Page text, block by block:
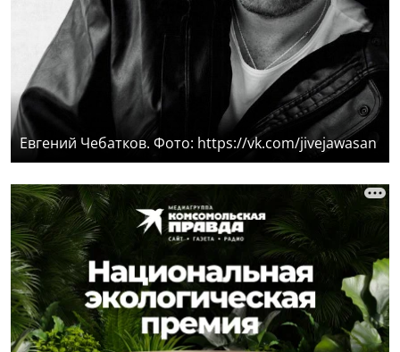
Евгений Чебатков. Фото: https://vk.com/jivejawasan